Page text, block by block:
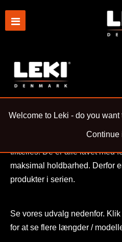
Welcome to Leki - do you
Continue
Alle produkter i Leki bycph
tilfælles. De er alle lavet med
maksimal holdbarhed. Derfor
produkter i serien.
Se vores udvalg nedenfor.
for at se flere længder /